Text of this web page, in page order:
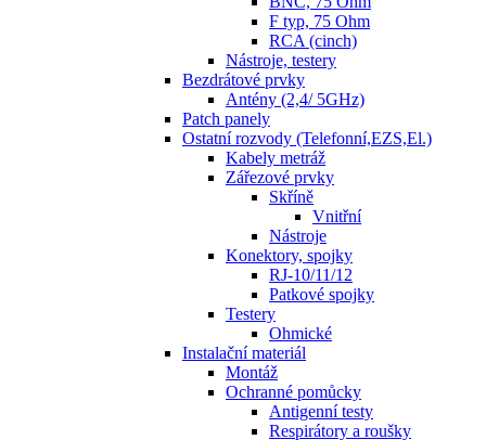
F typ, 75 Ohm
RCA (cinch)
Nástroje, testery
Bezdrátové prvky
Antény (2,4/ 5GHz)
Patch panely
Ostatní rozvody (Telefonní,EZS,El.)
Kabely metráž
Zářezové prvky
Skříně
Vnitřní
Nástroje
Konektory, spojky
RJ-10/11/12
Patkové spojky
Testery
Ohmické
Instalační materiál
Montáž
Ochranné pomůcky
Antigenní testy
Respirátory a roušky